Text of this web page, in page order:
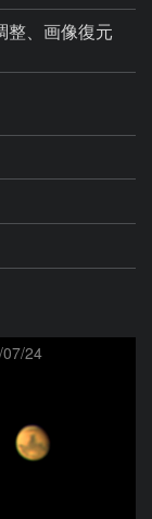
整、画像復元
24